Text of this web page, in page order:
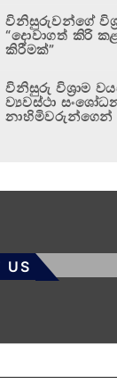
විනිසුරුවන්ගේ
“දොවාගත් කිරි
කිරීමක්”
විනිසුරු විශ්‍රාම
ව්‍යවස්ථා
නාහිමිවරුන්ගෙන්
US